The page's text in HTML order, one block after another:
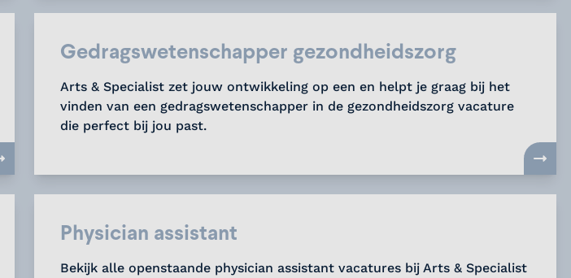
Gedragswetenschapper gezondheidszorg
Arts & Specialist zet jouw ontwikkeling op een en helpt je graag bij het
vinden van een gedragswetenschapper in de gezondheidszorg vacature
die perfect bij jou past.
Physician assistant
Bekijk alle openstaande physician assistant vacatures bij Arts & Specialist